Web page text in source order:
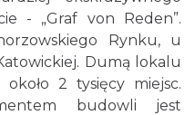
- „Graf von Reden”.
Rynku, u
Dumą lokalu
2 tysięcy miejsc.
budowli jest